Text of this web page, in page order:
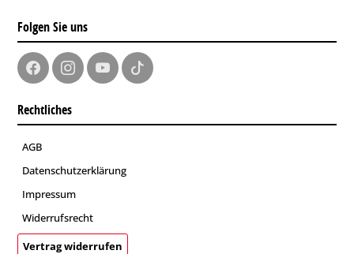
Folgen Sie uns
Rechtliches
AGB
Datenschutzerklärung
Impressum
Widerrufsrecht
Vertrag widerrufen